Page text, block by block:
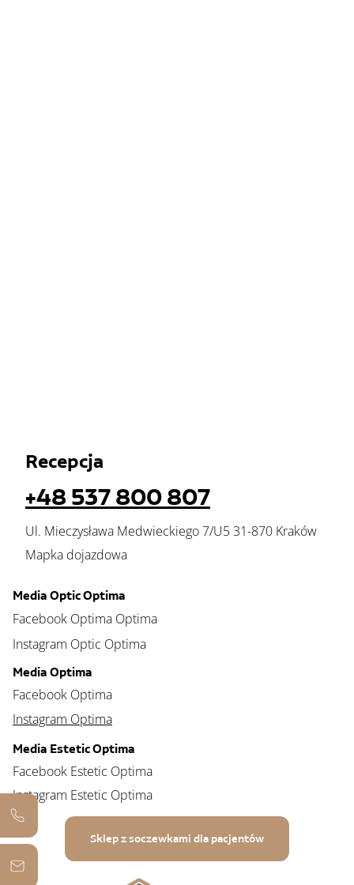
Recepcja
+48 537 800 807
Ul. Mieczysława Medwieckiego 7/U5 31-870 Kraków
Mapka dojazdowa
Media Optima
Facebook Optima
Instagram Optima
Media Optic Optima
Facebook Optima Optima
Instagram Optic Optima
Media Estetic Optima
Facebook Estetic Optima
Instagram Estetic Optima
Sklep z soczewkami dla pacjentów